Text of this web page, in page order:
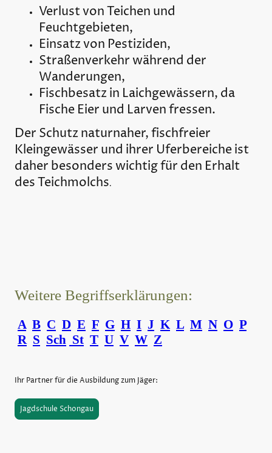
Verlust von Teichen und
Feuchtgebieten,
Einsatz von Pestiziden,
Straßenverkehr während der
Wanderungen,
Fischbesatz in Laichgewässern, da
Fische Eier und Larven fressen.
Der Schutz naturnaher, fischfreier
Kleingewässer und ihrer Uferbereiche ist
daher besonders wichtig für den Erhalt
des Teichmolchs.
Weitere Begriffserklärungen:
A B C D E F G H I J K L M N O P
R S Sch St T U V W Z
Ihr Partner für die Ausbildung zum Jäger:
Jagdschule Schongau